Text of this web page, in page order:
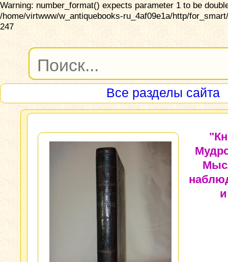
Warning: number_format() expects parameter 1 to be
/home/virtwww/w_antiquebooks-ru_4af09e1a/http/
247
Все разделы сайта
и